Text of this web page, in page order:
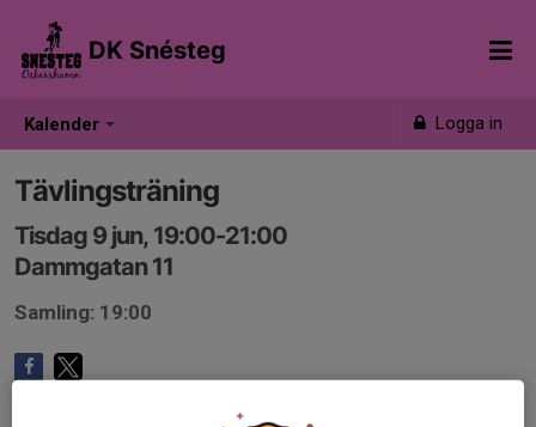
Kalender Logga in
DK Snésteg
Tävlingsträning
Tisdag 9 jun, 19:00-21:00
Dammgatan 11
Samling: 19:00